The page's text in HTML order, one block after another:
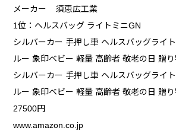
メーカー 須恵広工業
1位：ヘルスバッグ ライトミニGN
シルバーカー 手押し車 ヘルスバッグライ
ルー 象印ベビー 軽量 高齢者 敬老の日 贈
シルバーカー 手押し車 ヘルスバッグライ
ルー 象印ベビー 軽量 高齢者 敬老の日 贈
27500円
www.amazon.co.jp